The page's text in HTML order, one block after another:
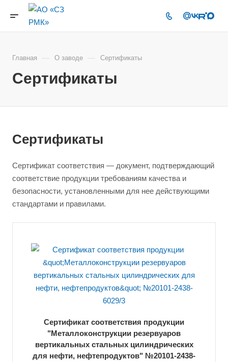
Главная — О заводе — Cертификаты
Сертификаты
Сертификаты
Сертификат соответствия — документ, подтверждающий
соответствие продукции требованиям качества и
безопасности, установленными для нее действующими
стандартами и правилами.
Сертификат соответствия продукции
"Металлоконструкции резервуаров
вертикальных стальных цилиндрических
для нефти, нефтепродуктов" №20101-2438-